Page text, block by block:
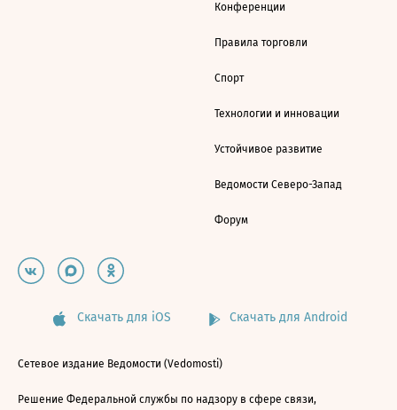
Конференции
Правила торговли
Спорт
Технологии и инновации
Устойчивое развитие
Ведомости Северо-Запад
Форум
Скачать для iOS Скачать для Android
Сетевое издание Ведомости (Vedomosti)
Решение Федеральной службы по надзору в сфере связи,